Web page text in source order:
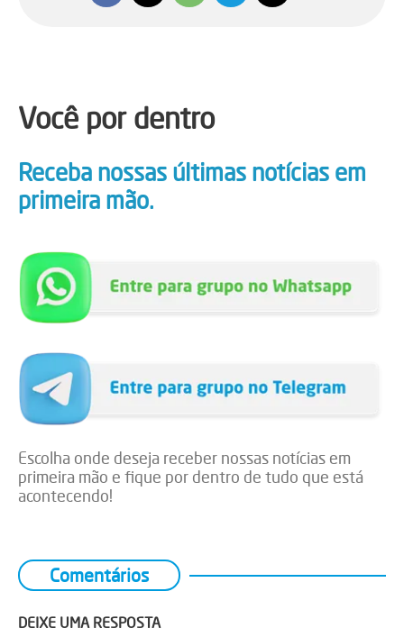
Você por dentro
Receba nossas últimas notícias em
primeira mão.
Escolha onde deseja receber nossas notícias em
primeira mão e fique por dentro de tudo que está
acontecendo!
Comentários
DEIXE UMA RESPOSTA